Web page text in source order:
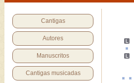
Cantigas
Autores
Manuscritos
Cantigas musicadas